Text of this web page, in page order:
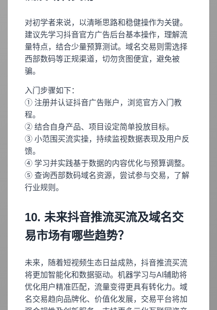
对初学者来说，以清晰思路和稳健操作为关键。
建议先学习抖音官方广告后台基本操作，理解流
量特点，结合少量预算测试。域名交易则需选择
西部数码等正规渠道，切勿贪图便宜，避免被
骗。
入门步骤如下：
① 注册并认证抖音广告账户，浏览官方入门教
程。
② 结合自身产品、项目设定简单投放目标。
③ 小范围买流实操，持续监视数据表现及用户反
馈。
④ 学习并实践基于数据的内容优化与预算调整。
⑤ 查询西部数码域名资源，尝试参与交易，了解
行业规则。
10. 未来抖音推流买流及域名交
易市场有哪些趋势？
未来，随着短视频生态日益成熟，抖音推流买流
将更加智能化和数据驱动。机器学习与AI辅助将
优化用户精准匹配，流量变得更具有转化力。域
名交易趋向品牌化、价值化发展，交易平台将加